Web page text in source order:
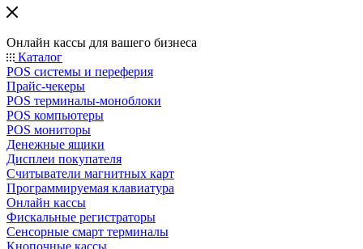
Онлайн кассы для вашего бизнеса
Каталог
POS системы и переферия
Прайс-чекеры
POS терминалы-моноблоки
POS компьютеры
POS мониторы
Денежные ящики
Дисплеи покупателя
Считыватели магнитных карт
Программируемая клавиатура
Онлайн кассы
Фискальные регистраторы
Сенсорные смарт терминалы
Кнопочные кассы